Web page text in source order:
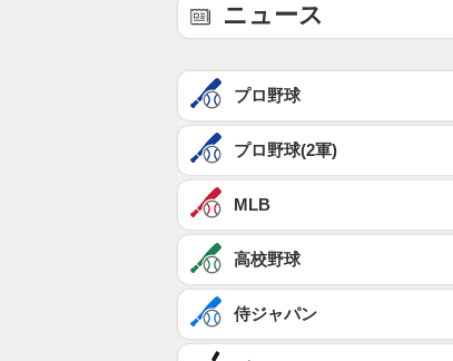
ニュース
プロ野球
プロ野球(2軍)
MLB
高校野球
侍ジャパン